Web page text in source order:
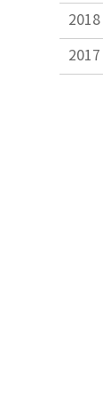
2018
2017